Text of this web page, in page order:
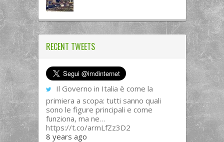
RECENT TWEETS
Il Governo in Italia è come la
primiera a scopa: tutti sanno quali
sono le figure principali e come
funziona, ma ne…
https://t.co/armLfZz3D2
8 years ago